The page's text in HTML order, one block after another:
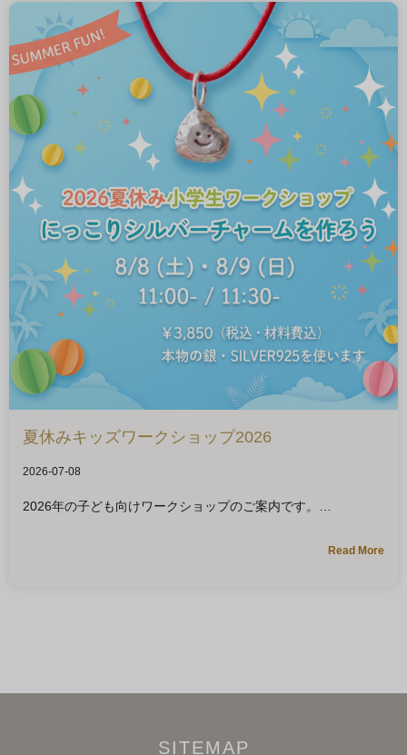
夏休みキッズワークショップ2026
2026-07-08
2026年の子ども向けワークショップのご案内です。
Read More
SITEMAP